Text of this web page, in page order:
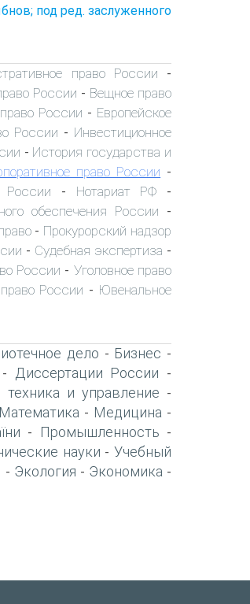
под ред. заслуженного
право России -
России - Вещное право
России - Европейское
России - Инвестиционное
- История государства и
право России -
России - Нотариат РФ -
обеспечения России -
- Прокурорский надзор
- Судебная экспертиза -
России - Уголовное право
России - Ювенальное
дело - Бизнес -
- Диссертации России -
и управление -
Математика - Медицина -
- Промышленность -
науки -Учебный
- Экология - Экономика -